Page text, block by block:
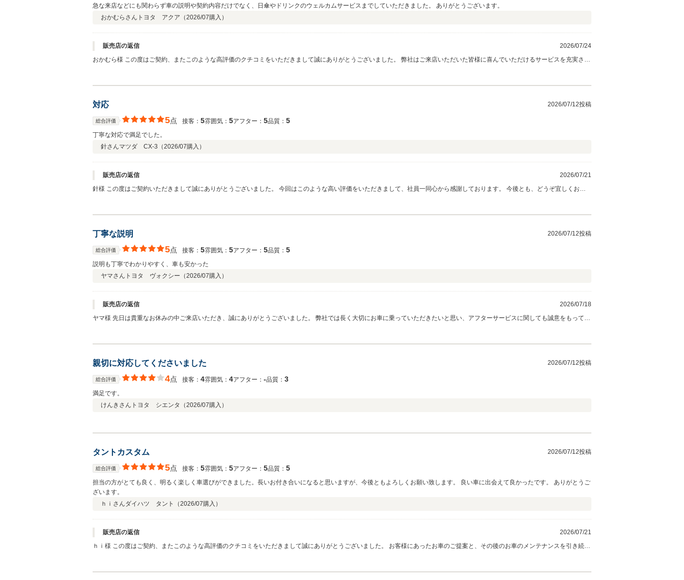
急な来店などにも関わらず車の説明や契約内容だけでなく、日傘やドリンクのウェルカムサービスまでしていただきました。 ありがとうございます。
おかむらさん トヨタ アクア（2026/07購入）
販売店の返信
2026/07/24
おかむら様 この度はご契約、またこのような高評価のクチコミをいただきまして誠にありがとうございました。 弊社はご来店いただいた皆様に喜んでいただけるサービスを充実させ
対応 2026/07/12投稿
総合評価 5点 接客： 5雰囲気： 5アフター： 5品質： 5
丁寧な対応で満足でした。
針さんマツダ CX-3（2026/07購入）
販売店の返信
2026/07/21
針様 この度はご契約いただきまして誠にありがとうございました。 今回はこのような高い評価をいただきまして、社員一同心から感謝しております。 今後とも、どうぞ宜しくお願
丁寧な説明 2026/07/12投稿
総合評価 5点 接客： 5雰囲気： 5アフター： 5品質： 5
説明も丁寧でわかりやすく、車も安かった
ヤマさん トヨタ ヴォクシー（2026/07購入）
販売店の返信
2026/07/18
ヤマ様 先日は貴重なお休みの中ご来店いただき、誠にありがとうございました。 弊社では長く大切にお車に乗っていただきたいと思い、アフターサービスに関しても誠意をもってご
親切に対応してくださいました 2026/07/12投稿
総合評価 4点 接客： 4雰囲気： 4アフター： ‐品質： 3
満足です。
けんきさん トヨタ シエンタ（2026/07購入）
タントカスタム 2026/07/12投稿
総合評価 5点 接客： 5雰囲気： 5アフター： 5品質： 5
担当の方がとても良く、明るく楽しく車選びができました。長いお付き合いになると思いますが、今後ともよろしくお願い致します。 良い車に出会えて良かったです。 ありがとうご
ざいます。
ｈｉさんダイハツ タント（2026/07購入）
販売店の返信
2026/07/21
ｈｉ様 この度はご契約、またこのような高評価のクチコミをいただきまして誠にありがとうございました。 お客様にあったお車のご提案と、その後のお車のメンテナンスを引き続き